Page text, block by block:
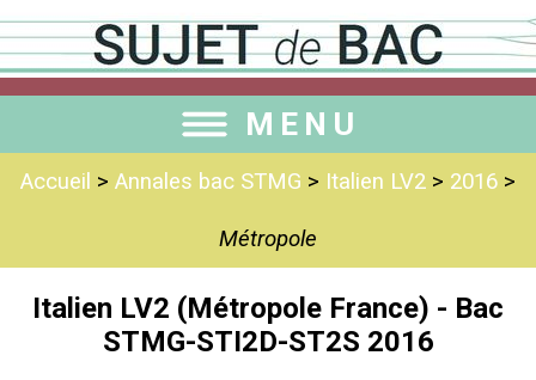
MENU
Accueil > Annales bac STMG > Italien LV2 > 2016 >
Métropole
Italien LV2 (Métropole France) - Bac
STMG-STI2D-ST2S 2016